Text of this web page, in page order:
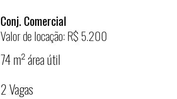
Conj. Comercial
Valor de locação: R$ 5.200
74 m² área útil
2 Vagas